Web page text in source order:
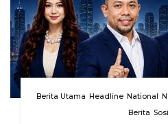
Berita Utama Headline National
Berita